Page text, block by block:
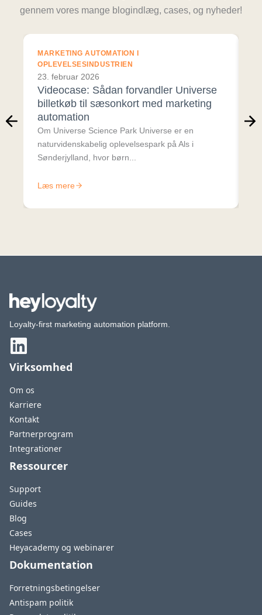
gennem vores mange blogindlæg, cases, og nyheder!
MARKETING AUTOMATION I
OPLEVELSESINDUSTRIEN
23. februar 2026
Videocase: Sådan forvandler Universe
billetkøb til sæsonkort med marketing
automation
Om Universe Science Park Universe er en
naturvidenskabelig oplevelsespark på Als i
Sønderjylland, hvor børn...
Læs mere
Loyalty-first marketing automation platform.
Virksomhed
Om os
Karriere
Kontakt
Partnerprogram
Integrationer
Ressourcer
Support
Guides
Blog
Cases
Heyacademy og webinarer
Dokumentation
Forretningsbetingelser
Antispam politik